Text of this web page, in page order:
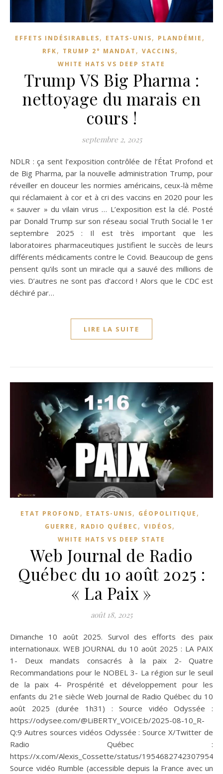
EFFETS INDÉSIRABLES, ETATS-UNIS, PLANDÉMIE ,
RFK, TRUMP 2° MANDAT , VACCINS,
WHITE HATS VS DEEP STATE
Trump VS Big Pharma :
nettoyage du marais en
cours !
septembre 2, 2025
NDLR : ça sent l’exposition contrôlée de l’État Profond et
de Big Pharma, par la nouvelle administration Trump, pour
réveiller en douceur les normies américains, ceux-là même
qui réclamaient à cor et à cri des vaccins en 2020 pour les
« sauver » du vilain virus … L’exposition est la clé. Posté
par Donald Trump sur son réseau social Truth Social le 1er
septembre 2025 : Il est très important que les
laboratoires pharmaceutiques justifient le succès de leurs
différents médicaments contre le Covid. Beaucoup de gens
pensent qu’ils sont un miracle qui a sauvé des millions de
vies. D’autres ne sont pas d’accord ! Alors que le CDC est
déchiré par…
LIRE LA SUITE
ETAT PROFOND , ETATS-UNIS, GÉOPOLITIQUE ,
GUERRE , RADIO QUÉBEC , VIDÉOS,
WHITE HATS VS DEEP STATE
Web Journal de Radio
Québec du 10 août 2025 :
« La Paix »
août 18, 2025
Dimanche 10 août 2025. Survol des efforts des paix
internationaux. WEB JOURNAL du 10 août 2025 : LA PAIX
1- Deux mandats consacrés à la paix 2- Quatre
Recommandations pour le NOBEL 3- La région sur le seuil
de la paix 4- Prospérité et développement pour les
enfants du 21e siècle Web Journal de Radio Québec du 10
août 2025 (durée 1h31) : Source vidéo Odyssée :
https://odysee.com/@LiBERTY_VOICE:b/2025-08-10_R-
Q:9 Autres sources vidéos Odyssée : Source X/Twitter de
Radio Québec :
https://x.com/Alexis_Cossette/status/
Source vidéo Rumble (accessible depuis la France avec un